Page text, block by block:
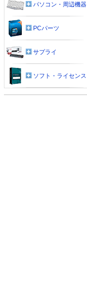
パソコン・周辺機器
PCパーツ
サプライ
ソフト・ライセンス